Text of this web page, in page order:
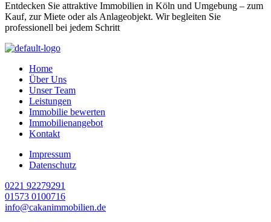
Entdecken Sie attraktive Immobilien in Köln und Umgebung – zum
Kauf, zur Miete oder als Anlageobjekt. Wir begleiten Sie
professionell bei jedem Schritt
Home
Über Uns
Unser Team
Leistungen
Immobilie bewerten
Immobilienangebot
Kontakt
Impressum
Datenschutz
0221 92279291
01573 0100716
info@cakanimmobilien.de